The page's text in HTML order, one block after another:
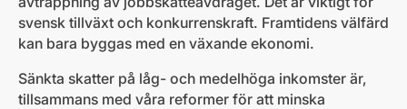
svensk tillväxt och konkurrenskraft. Framtidens välfärd
kan bara byggas med en växande ekonomi.
Sänkta skatter på låg- och medelhöga inkomster är,
tillsammans med våra reformer för att minska